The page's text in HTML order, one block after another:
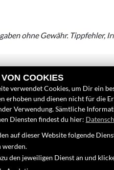
ohne Gewähr. Tippfehler,
LINKS
Unternehmen
COOKIES
verwendet Cookies, um Dir ein
erhoben und dienen nicht für die
Verwendung. Sämtliche
Diensten findest du hier:
auf dieser Website folgende
werden.
den jeweiligen Dienst an und